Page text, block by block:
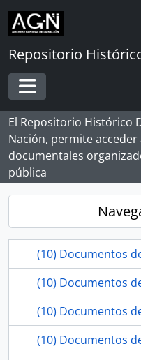
Skip to main content
Repositorio
Toggle navigation
El Repositorio Histórico
Nación, permite
documentales
pública